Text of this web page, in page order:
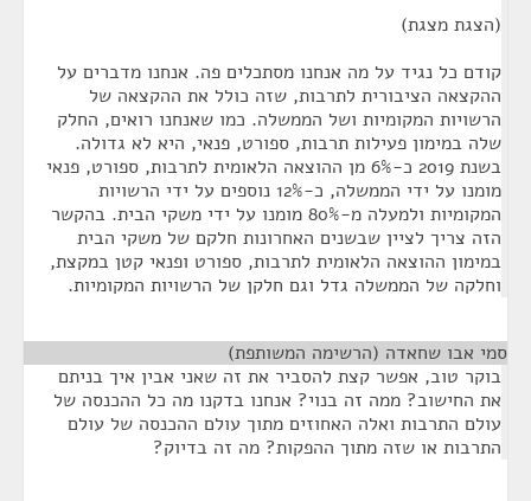
(הצגת מצגת)
קודם כל נגיד על מה אנחנו מסתכלים פה. אנחנו מדברים על
ההקצאה הציבורית לתרבות, שזה כולל את ההקצאה של
הרשויות המקומיות ושל הממשלה. כמו שאנחנו רואים, החלק
שלה במימון פעילות תרבות, ספורט, פנאי, היא לא גדולה.
בשנת 2019 כ-6% מן ההוצאה הלאומית לתרבות, ספורט, פנאי
מומנו על ידי הממשלה, כ-12% נוספים על ידי הרשויות
המקומיות ולמעלה מ-80% מומנו על ידי משקי הבית. בהקשר
הזה צריך לציין שבשנים האחרונות חלקם של משקי הבית
במימון ההוצאה הלאומית לתרבות, ספורט ופנאי קטן במקצת,
וחלקה של הממשלה גדל וגם חלקן של הרשויות המקומיות.
סמי אבו שחאדה (הרשימה המשותפת)
בוקר טוב, אפשר קצת להסביר את זה שאני אבין איך בניתם
את החישוב? ממה זה בנוי? אנחנו בדקנו מה כל ההכנסה של
עולם התרבות ואלה האחוזים מתוך עולם ההכנסה של עולם
התרבות או שזה מתוך ההפקות? מה זה בדיוק?